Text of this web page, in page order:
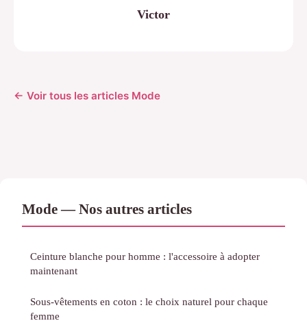
Victor
← Voir tous les articles Mode
Mode — Nos autres articles
Ceinture blanche pour homme : l'accessoire à adopter
maintenant
Sous-vêtements en coton : le choix naturel pour chaque
femme